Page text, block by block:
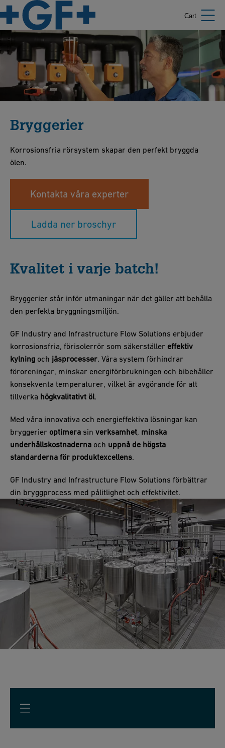
Cart
Bryggerier
Korrosionsfria rörsystem skapar den perfekt bryggda
ölen.
Kontakta våra experter
Ladda ner broschyr
Kvalitet i varje batch!
Bryggerier står inför utmaningar när det gäller att behålla
den perfekta bryggningsmiljön.
GF Industry and Infrastructure Flow Solutions erbjuder
korrosionsfria, förisolerrör som säkerställer effektiv
kylning och jäsprocesser. Våra system förhindrar
föroreningar, minskar energiförbrukningen och bibehåller
konsekventa temperaturer, vilket är avgörande för att
tillverka högkvalitativt öl.
Med våra innovativa och energieffektiva lösningar kan
bryggerier optimera sin verksamhet, minska
underhållskostnaderna och uppnå de högsta
standarderna för produktexcellens.
GF Industry and Infrastructure Flow Solutions förbättrar
din bryggprocess med pålitlighet och effektivitet.